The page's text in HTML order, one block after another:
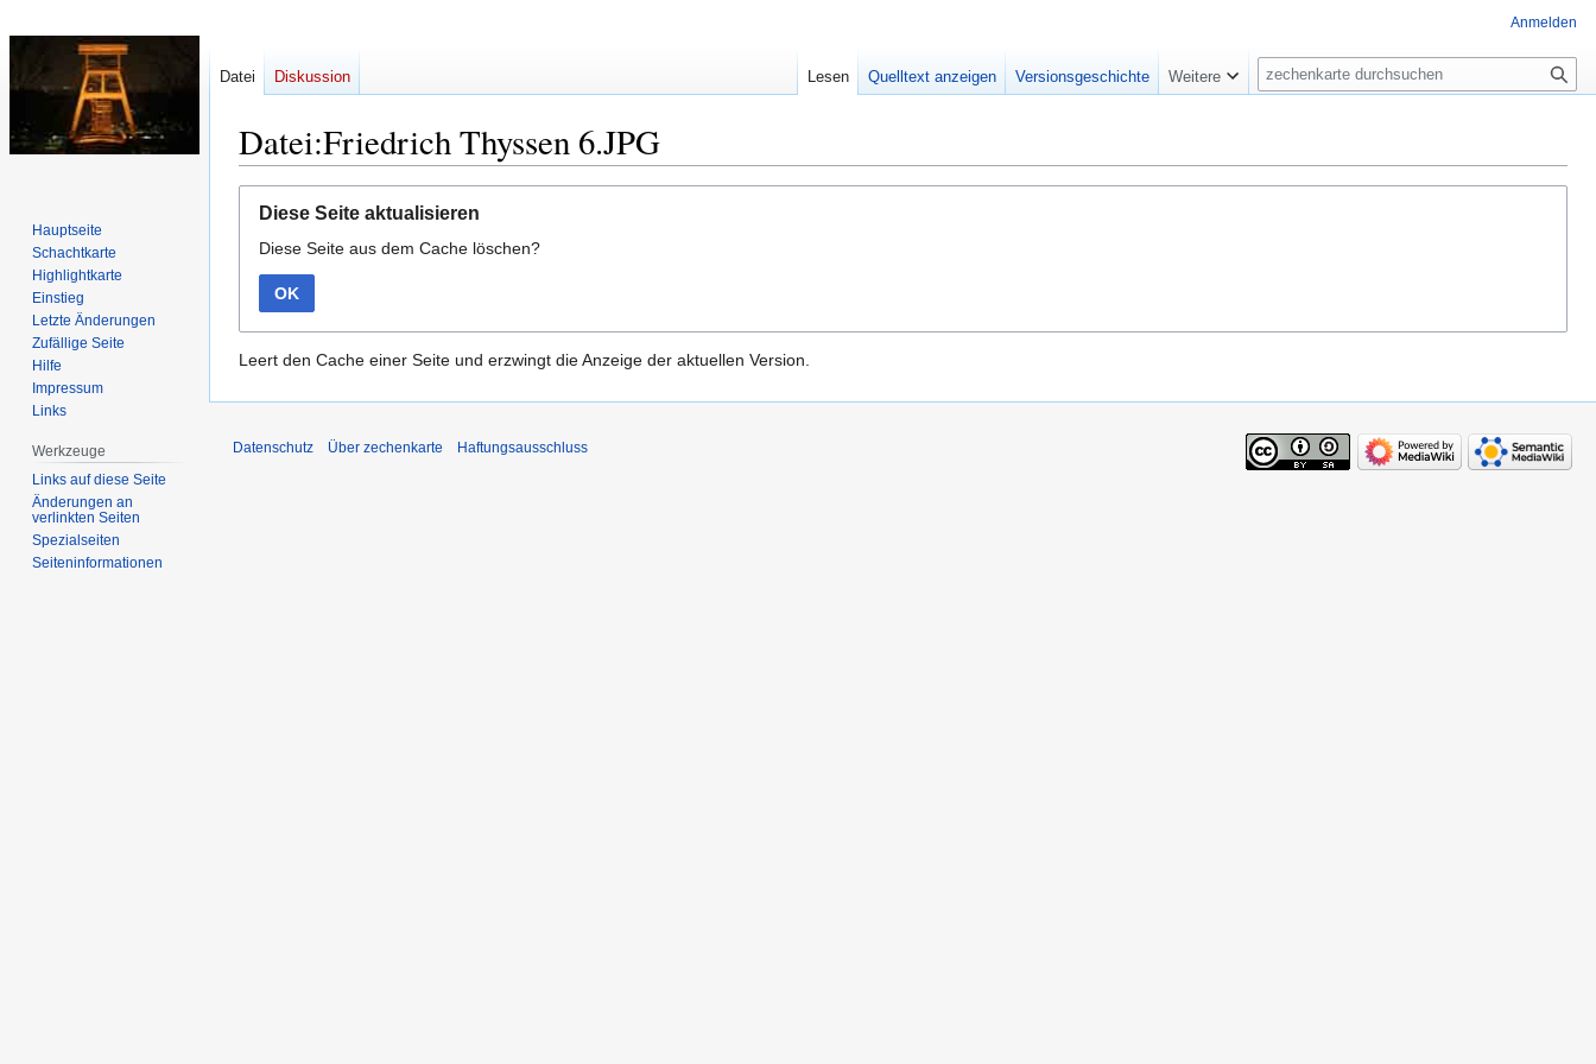
Datei:Friedrich Thyssen 6.JPG
Navigation
springen
Suche
springen
Diese Seite aktualisieren
Diese Seite aus dem Cache löschen?
OK
Leert den Cache einer Seite und erzwingt die Anzeige der aktuellen Version.
Anmelden
Datei Diskussion Lesen Quelltext anzeigen Versionsgeschichte Weitere
Suche
Hauptseite
Schachtkarte
Highlightkarte
Einstieg
Letzte Änderungen
Zufällige Seite
Hilfe
Impressum
Links
Werkzeuge
Links auf diese Seite
Änderungen an
verlinkten Seiten
Spezialseiten
Seiten­­informationen
Datenschutz Über zechenkarte Haftungsausschluss